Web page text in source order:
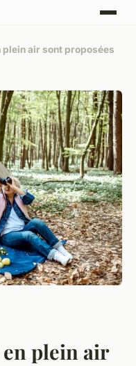
air sont proposées
plein air